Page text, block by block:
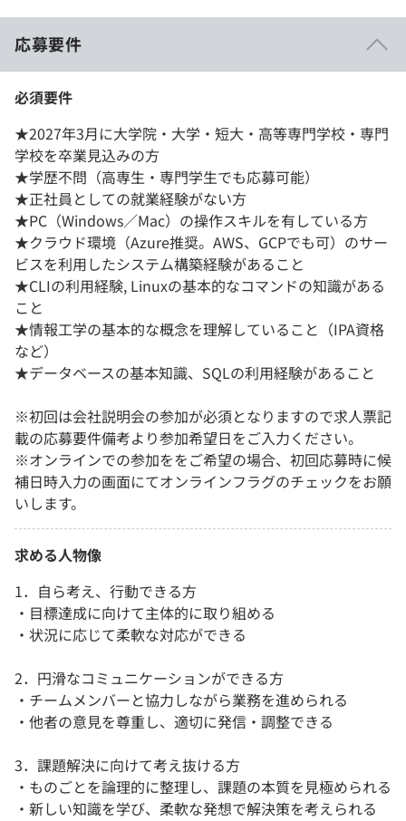
応募要件
必須要件
★2027年3月に大学院・大学・短大・高等専門学校・専門
学校を卒業見込みの方
★学歴不問（高専生・専門学生でも応募可能）
★正社員としての就業経験がない方
★PC（Windows／Mac）の操作スキルを有している方
★クラウド環境（Azure推奨。AWS、GCPでも可）のサー
ビスを利用したシステム構築経験があること
★CLIの利用経験, Linuxの基本的なコマンドの知識がある
こと
★情報工学の基本的な概念を理解していること（IPA資格
など）
★データベースの基本知識、SQLの利用経験があること
※初回は会社説明会の参加が必須となりますので求人票記
載の応募要件備考より参加希望日をご入力ください。
※オンラインでの参加ををご希望の場合、初回応募時に候
補日時入力の画面にてオンラインフラグのチェックをお願
いします。
求める人物像
1．自ら考え、行動できる方
・目標達成に向けて主体的に取り組める
・状況に応じて柔軟な対応ができる
2．円滑なコミュニケーションができる方
・チームメンバーと協力しながら業務を進められる
・他者の意見を尊重し、適切に発信・調整できる
3．課題解決に向けて考え抜ける方
・ものごとを論理的に整理し、課題の本質を見極められる
・新しい知識を学び、柔軟な発想で解決策を考えられる